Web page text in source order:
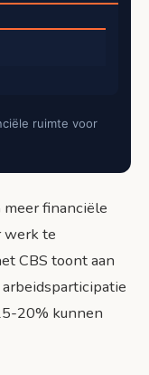
ruimte voor
financiële
werk te
CBS toont aan
20% kunnen